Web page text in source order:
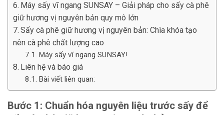
Máy sấy vĩ ngang SUNSAY – Giải pháp cho sấy cà phê
giữ hương vị nguyên bản quy mô lớn
Sấy cà phê giữ hương vị nguyên bản: Chìa khóa tạo
nên cà phê chất lượng cao
Máy sấy vĩ ngang SUNSAY!
Liên hệ và báo giá
Bài viết liên quan:
Bước 1: Chuẩn hóa nguyên liệu trước sấy để